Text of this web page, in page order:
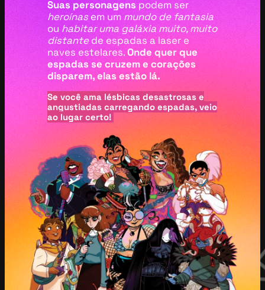
Suas personagenspodem ser
heroínasem um mundo de fantasia
ou habitar uma galáxia muito, muito
distantede espadas a laser e
naves estelares.Onde quer que
espadas se cruzem e corações
disparem, elas estão lá.
Se você ama lésbicas desastrosas e
angustiadas carregando espadas, veio
ao lugar certo!